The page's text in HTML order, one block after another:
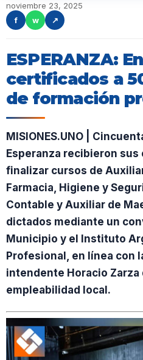
noviembre 23, 2025
f
w ↗
ESPERANZA:
certificados a
de formación
MISIONES.UNO |
Esperanza recibieron
finalizar cursos de
Farmacia, Higiene y
Contable y Auxiliar de
dictados mediante un
Municipio y el Instituto
Profesional, en línea con
intendente Horacio Zarza
empleabilidad local.